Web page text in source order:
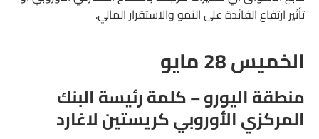
تأثير ارتفاع الفائدة على النمو والاستقرار المالي.
الخميس 28 مايو
منطقة اليورو – كلمة رئيسة البنك
المركزي الأوروبي كريستين لاغارد